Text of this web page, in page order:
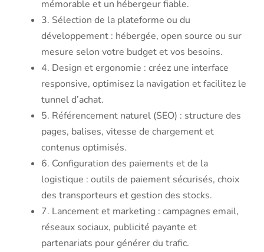
mémorable et un hébergeur fiable.
3. Sélection de la plateforme ou du
développement : hébergée, open source ou sur
mesure selon votre budget et vos besoins.
4. Design et ergonomie : créez une interface
responsive, optimisez la navigation et facilitez le
tunnel d’achat.
5. Référencement naturel (SEO) : structure des
pages, balises, vitesse de chargement et
contenus optimisés.
6. Configuration des paiements et de la
logistique : outils de paiement sécurisés, choix
des transporteurs et gestion des stocks.
7. Lancement et marketing : campagnes email,
réseaux sociaux, publicité payante et
partenariats pour générer du trafic.